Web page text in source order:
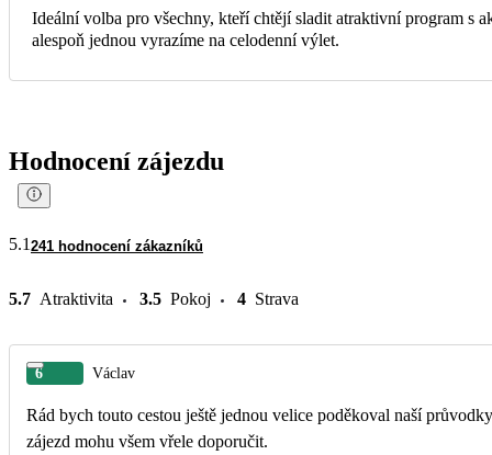
Ideální volba pro všechny, kteří chtějí sladit atraktivní program s
alespoň jednou vyrazíme na celodenní výlet.
Hodnocení zájezdu
5.1 241 hodnocení zákazníků
5.7 Atraktivita 3.5 Pokoj 4 Strava
6 Václav
Rád bych touto cestou ještě jednou velice poděkoval naší
zájezd mohu všem vřele doporučit.